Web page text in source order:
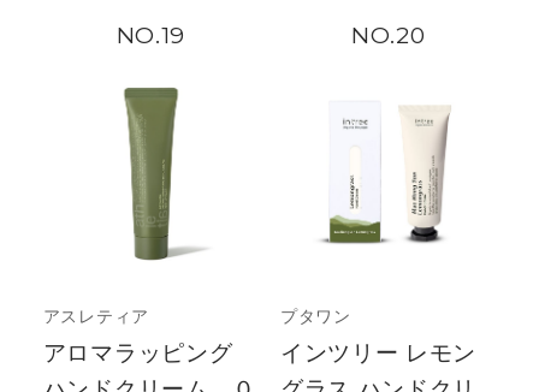
19
アスレティア
アロマラッピング
20
プタワン
インツリー レモン